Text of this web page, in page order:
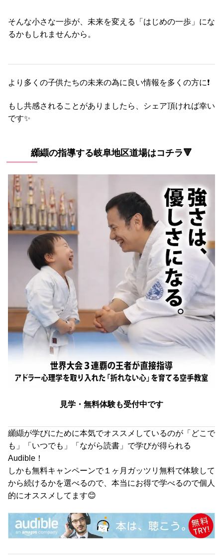
そんな小さな一歩が、未来を変える「はじめの一歩」にな
るかもしれませんから。
より多くの子供たちの未来の為に良い情報を多くの方に❗
もし共感されることがありましたら、シェア頂ければ幸い
です✨
纐纈の指導する岐阜地区道場はコチラ🔻
見学・無料体験も受付中です
纐纈が学びにために本気でオススメしているのが「どこで
も」「いつでも」「ながら読書」で学びが得られる
Audible！
しかも無料キャンペーンで１ヶ月ガッツリ無料で体験して
から続けるかを選べるので、本当にお得で学べるので個人
的にオススメしてます😊